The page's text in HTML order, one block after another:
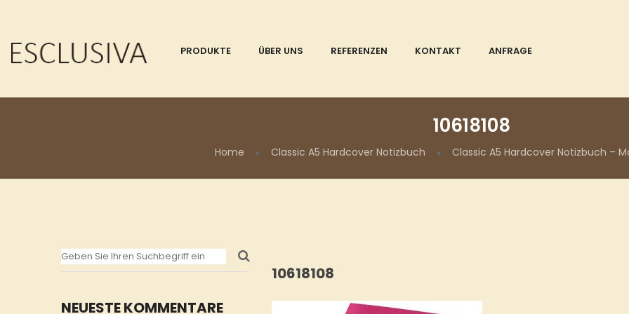
PRODUKTE ÜBER UNS REFERENZEN KONTAKT ANFRAGE
10618108
Home Classic A5 Hardcover Notizbuch Classic A5 Hardcover Notizbuch –
NEUESTE KOMMENTARE
10618108